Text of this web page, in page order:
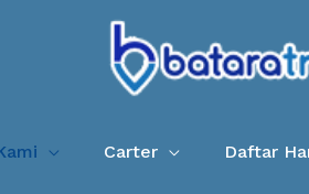
Carter Daftar